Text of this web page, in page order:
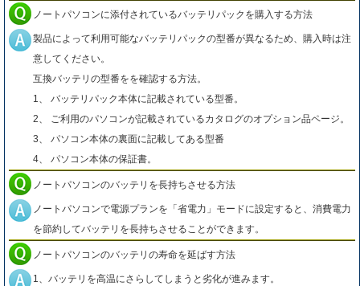
ノートパソコンに添付されているバッテリパックを購入する方法
製品によって利用可能なバッテリパックの型番が異なるため、購入時は注
意してください。
互換バッテリの型番をを確認する方法。
1、 バッテリパック本体に記載されている型番。
2、 ご利用のパソコンが記載されているカタログのオプション品ページ。
3、 パソコン本体の裏面に記載してある型番
4、 パソコン本体の保証書。
ノートパソコンのバッテリを長持ちさせる方法
ノートパソコンで電源プランを「省電力」モードに設定すると、消費電力
を節約してバッテリを長持ちさせることができます。
ノートパソコンのバッテリの寿命を延ばす方法
1、バッテリを高温にさらしてしまうと劣化が進みます。